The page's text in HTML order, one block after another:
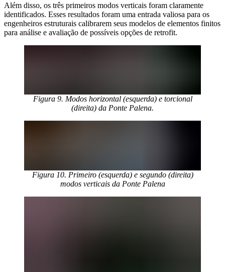
Além disso, os três primeiros modos verticais foram claramente
identificados. Esses resultados foram uma entrada valiosa para os
engenheiros estruturais calibrarem seus modelos de elementos finitos
para análise e avaliação de possíveis opções de retrofit.
Figura 9. Modos horizontal (esquerda) e torcional
(direita) da Ponte Palena.
Figura 10. Primeiro (esquerda) e segundo (direita)
modos verticais da Ponte Palena